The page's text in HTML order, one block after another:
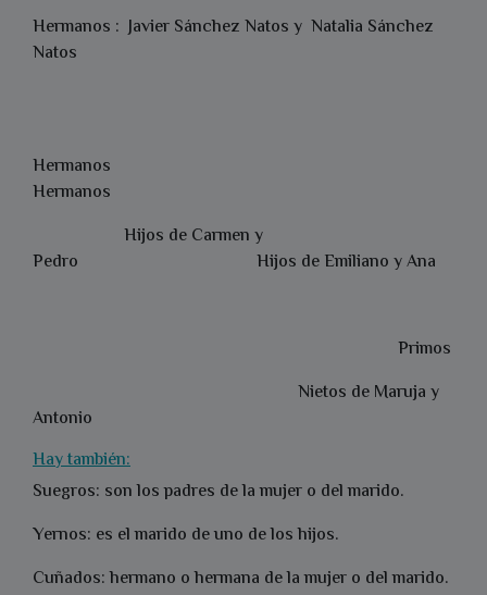
Hermanos : Javier Sánchez Natos y Natalia Sánchez
Natos
Hermanos
Hermanos
Hijos de Carmen y
Pedro Hijos de Emiliano y Ana
Primos
Nietos de Maruja y
Antonio
Hay también:
Suegros: son los padres de la mujer o del marido.
Yernos: es el marido de uno de los hijos.
Cuñados: hermano o hermana de la mujer o del marido.